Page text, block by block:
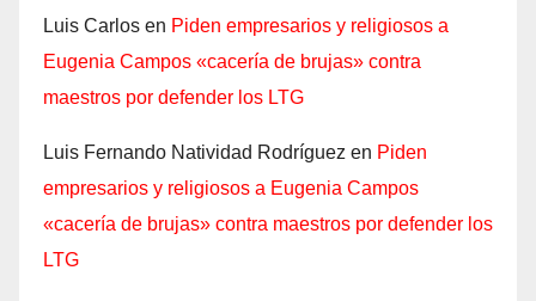
Luis Carlos en Piden empresarios y religiosos a
Eugenia Campos «cacería de brujas» contra
maestros por defender los LTG
Luis Fernando Natividad Rodríguez en Piden
empresarios y religiosos a Eugenia Campos
«cacería de brujas» contra maestros por defender los
LTG